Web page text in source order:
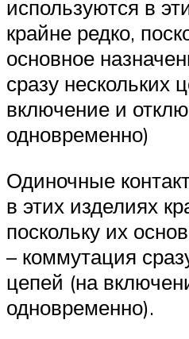
используются в
крайне редко,
основное
сразу нескольких
включение и
одновременно)
Одиночные
в этих изделиях
поскольку их
– коммутация
цепей (на
одновременно).